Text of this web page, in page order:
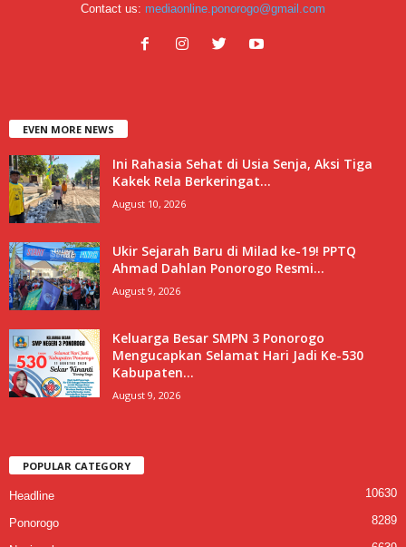
Contact us: mediaonline.ponorogo@gmail.com
EVEN MORE NEWS
Ini Rahasia Sehat di Usia Senja, Aksi Tiga
Kakek Rela Berkeringat...
August 10, 2026
Ukir Sejarah Baru di Milad ke-19! PPTQ
Ahmad Dahlan Ponorogo Resmi...
August 9, 2026
Keluarga Besar SMPN 3 Ponorogo
Mengucapkan Selamat Hari Jadi Ke-530
Kabupaten...
August 9, 2026
POPULAR CATEGORY
Headline 10630
Ponorogo 8289